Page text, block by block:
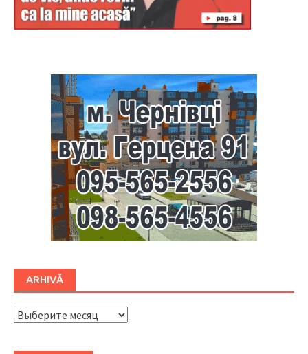
ARHIVĂ
ARHIVĂ